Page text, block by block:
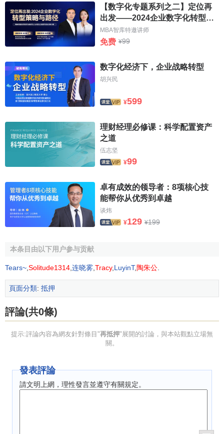
有一種意見認為是無效的，理由是：抵押人擔保後生債
權不符合《擔保法》規定，故應認定無效。筆者認為，
對已設有抵押權的同一財產再向他人抵押且超值的，不應
後順序清償，先滿足在先設定抵押的抵押權人，後設抵押權
人在前一個抵押權人全額受償後受償剩餘部分，不足部分免
除抵押人的擔保責任；再之，抵押物價款多少，有待於抵押
物處理後，才能確定，審判時是不能認定的，但在判決時應
再抵押的現實應用
中央銀行向商業銀行提供貸款的一種方式。指商業銀行
據和有價證券），作為 再抵押貸款的抵押品向中央銀行借
款。商業銀行向中央銀行借款，採用再抵押與再貼現
在貸款期限 和數量方面都更顯靈活，手續也比較簡便。
參考文獻
↑1.0 1.1永熙著.貸款擔保訴訟 第二版.人民法院出版
【数字化专题系列之二】定位再
出发——2024企业数字化转型策
略与路径
MBA智库特邀讲师
免费 ¥99
数字化经济下，企业战略转型
胡兴民
¥599
理财经理必修课：科学配置资产
之道
伍志坚
¥99
卓有成效的领导者：8项核心技
能帮你从优秀到卓越
谈炜
¥129 ¥199
本条目由以下用户参与贡献
Tears~ Solitude1314 连晓雾 Tracy, LuyinT, 陶朱公
頁面分類: 抵押
評論(共0條)
提示:評論內容為網友針對條目"再抵押"展開的討論，與本站觀點立場無
關。
發表評論
請文明上網，理性發言並遵守有關規定。